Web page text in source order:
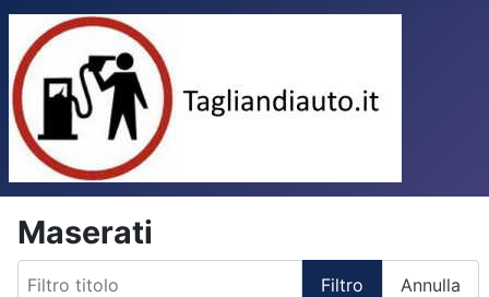
Maserati
Filtro Annulla